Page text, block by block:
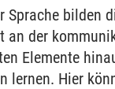
Sprache bilden
der
Elemente
lernen. Hier